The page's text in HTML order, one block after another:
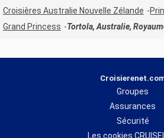
Croisières Australie Nouvelle Zélande
Grand Princess
Tortola, Australie,
Groupes
Assurances
Sécurité
Les cookies